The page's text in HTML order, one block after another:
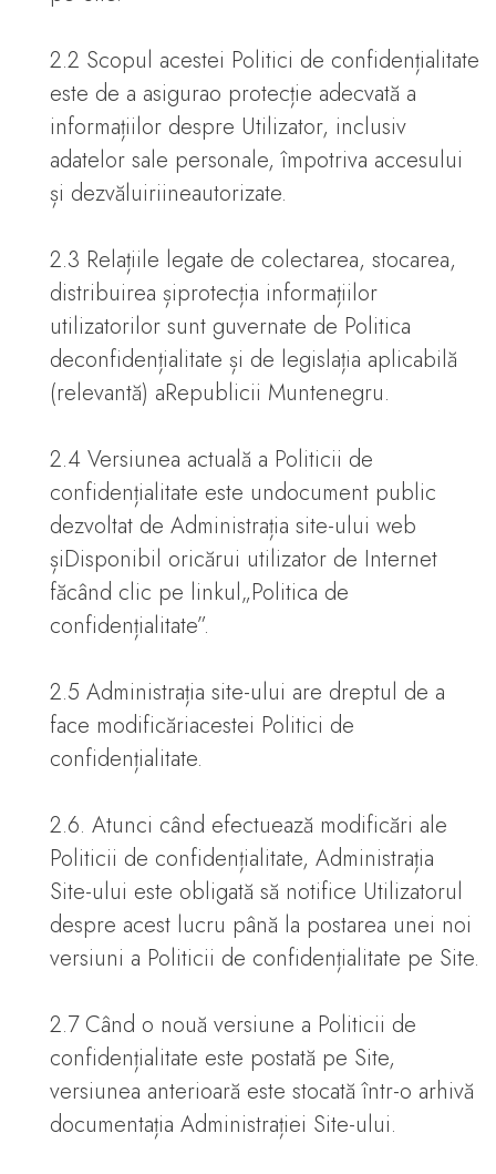
2.2 Scopul acestei Politici de confidențialitate
este de a asigurao protecție adecvată a
informațiilor despre Utilizator, inclusiv
adatelor sale personale, împotriva accesului
și dezvăluiriineautorizate.
2.3 Relațiile legate de colectarea, stocarea,
distribuirea șiprotecția informațiilor
utilizatorilor sunt guvernate de Politica
deconfidențialitate și de legislația aplicabilă
(relevantă) aRepublicii Muntenegru.
2.4 Versiunea actuală a Politicii de
confidențialitate este undocument public
dezvoltat de Administrația site-ului web
șiDisponibil oricărui utilizator de Internet
făcând clic pe linkul„Politica de
confidențialitate”.
2.5 Administrația site-ului are dreptul de a
face modificăriacestei Politici de
confidențialitate.
2.6. Atunci când efectuează modificări ale
Politicii de confidențialitate, Administrația
Site-ului este obligată să notifice Utilizatorul
despre acest lucru până la postarea unei noi
versiuni a Politicii de confidențialitate pe Site.
2.7 Când o nouă versiune a Politicii de
confidențialitate este postată pe Site,
versiunea anterioară este stocată într-o arhivă
documentația Administrației Site-ului.